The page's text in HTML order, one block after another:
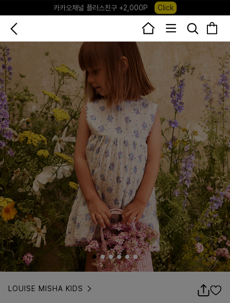
카카오채널 플러스친구 +2,000P
Click
포레포레 앱 다운로드 +3,000P
Click
LOUISE MISHA KIDS